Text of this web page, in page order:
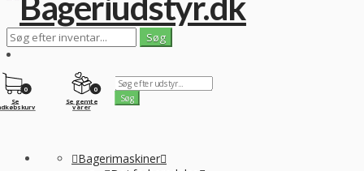
0
Se gemte
varer
0
Se
Bagerimaskiner